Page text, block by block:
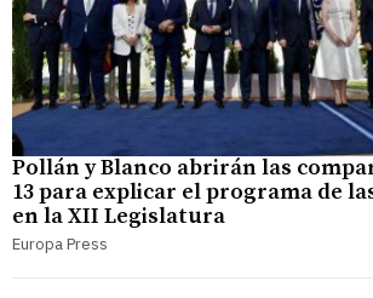
Pollán y Blanco abrirán las
13 para explicar el programa de
en la XII Legislatura
Europa Press